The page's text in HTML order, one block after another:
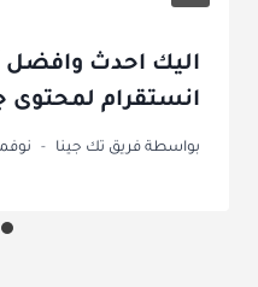
اليك احدث وافضل
انستقرام
بواسطة فريق تك جينا نوفمبر